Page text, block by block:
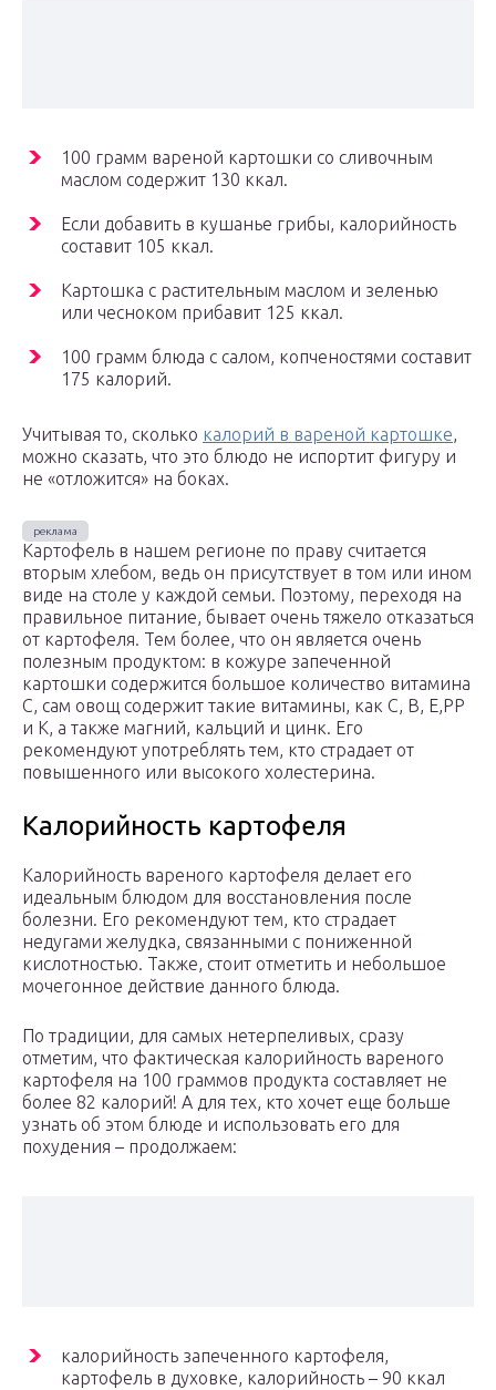
100 грамм вареной картошки со сливочным
маслом содержит 130 ккал.
Если добавить в кушанье грибы, калорийность
составит 105 ккал.
Картошка с растительным маслом и зеленью
или чесноком прибавит 125 ккал.
100 грамм блюда с салом, копченостями составит
175 калорий.
Учитывая то, сколько калорий в вареной картошке,
можно сказать, что это блюдо не испортит фигуру и
не «отложится» на боках.
Картофель в нашем регионе по праву считается
вторым хлебом, ведь он присутствует в том или ином
виде на столе у каждой семьи. Поэтому, переходя на
правильное питание, бывает очень тяжело отказаться
от картофеля. Тем более, что он является очень
полезным продуктом: в кожуре запеченной
картошки содержится большое количество витамина
С, сам овощ содержит такие витамины, как C, B, E,PP
и К, а также магний, кальций и цинк. Его
рекомендуют употреблять тем, кто страдает от
повышенного или высокого холестерина.
Калорийность картофеля
Калорийность вареного картофеля делает его
идеальным блюдом для восстановления после
болезни. Его рекомендуют тем, кто страдает
недугами желудка, связанными с пониженной
кислотностью. Также, стоит отметить и небольшое
мочегонное действие данного блюда.
По традиции, для самых нетерпеливых, сразу
отметим, что фактическая калорийность вареного
картофеля на 100 граммов продукта составляет не
более 82 калорий! А для тех, кто хочет еще больше
узнать об этом блюде и использовать его для
похудения – продолжаем:
калорийность запеченного картофеля,
картофель в духовке, калорийность – 90 ккал